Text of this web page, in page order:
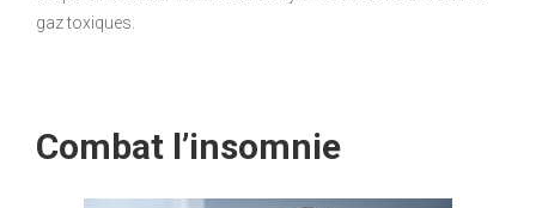
gaz toxiques.
Combat l’insomnie